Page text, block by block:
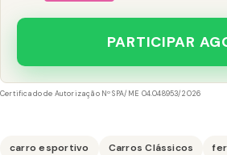
PARTICIPAR
Certificado de Autorização Nº SPA/ME 04.048953/2026
carro esportivo Carros Clássicos